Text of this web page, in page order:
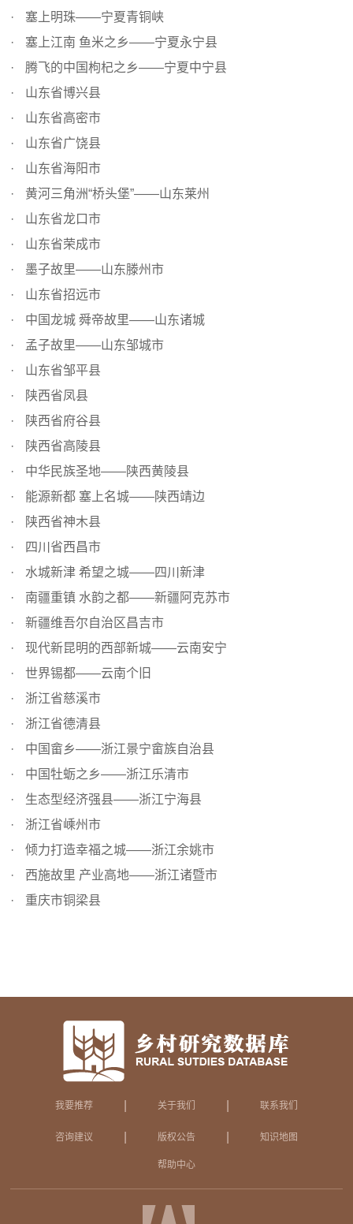
塞上明珠——宁夏青铜峡
塞上江南 鱼米之乡——宁夏永宁县
腾飞的中国枸杞之乡——宁夏中宁县
山东省博兴县
山东省高密市
山东省广饶县
山东省海阳市
黄河三角洲“桥头堡”——山东莱州
山东省龙口市
山东省荣成市
墨子故里——山东滕州市
山东省招远市
中国龙城 舜帝故里——山东诸城
孟子故里——山东邹城市
山东省邹平县
陕西省凤县
陕西省府谷县
陕西省高陵县
中华民族圣地——陕西黄陵县
能源新都 塞上名城——陕西靖边
陕西省神木县
四川省西昌市
水城新津 希望之城——四川新津
南疆重镇 水韵之都——新疆阿克苏市
新疆维吾尔自治区昌吉市
现代新昆明的西部新城——云南安宁
世界锡都——云南个旧
浙江省慈溪市
浙江省德清县
中国畲乡——浙江景宁畲族自治县
中国牡蛎之乡——浙江乐清市
生态型经济强县——浙江宁海县
浙江省嵊州市
倾力打造幸福之城——浙江余姚市
西施故里 产业高地——浙江诸暨市
重庆市铜梁县
我要推荐 关于我们 联系我们
咨询建议 版权公告 知识地图
帮助中心